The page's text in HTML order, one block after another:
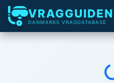
VRAGGUIDEN
DANMARKS VRAGDATABASE